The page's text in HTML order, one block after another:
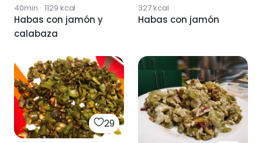
40min · 1129 kcal
Habas con jamón y
calabaza
327kcal
Habas con jamón
29